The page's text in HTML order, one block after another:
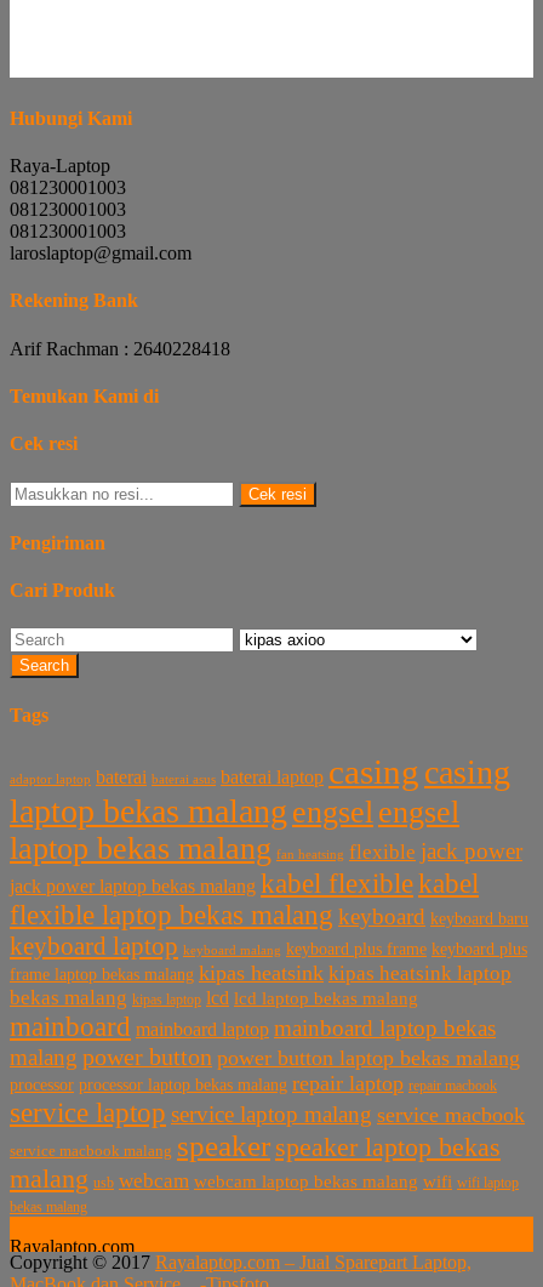
Hubungi Kami
Raya-Laptop
081230001003
081230001003
081230001003
laroslaptop@gmail.com
Rekening Bank
Arif Rachman : 2640228418
Temukan Kami di
Cek resi
Cek resi
Pengiriman
Cari Produk
Search
Tags
adaptor laptop baterai baterai asus baterai laptop casing casing
laptop bekas malang engselengsel
laptop bekas malang fan heatsing flexible jack power
jack power laptop bekas malang kabel flexiblekabel
flexible laptop bekas malang keyboard keyboard baru
keyboard laptop keyboard malang keyboard plus frame keyboard plus
frame laptop bekas malang kipas heatsink kipas heatsink laptop
bekas malang kipas laptop lcd lcd laptop bekas malang
mainboard mainboard laptop mainboard laptop bekas
malang power button power button laptop bekas malang
processor processor laptop bekas malang repair laptop repair macbook
service laptop service laptop malang service macbook
service macbook malang speaker speaker laptop bekas
malang usb webcam webcam laptop bekas malang wifi wifi laptop
bekas malang
Rayalaptop.com
Melayani Penjualan Suku Cadang Part Laptop dan MacBook
Copyright © 2017 Rayalaptop.com – Jual Sparepart Laptop,